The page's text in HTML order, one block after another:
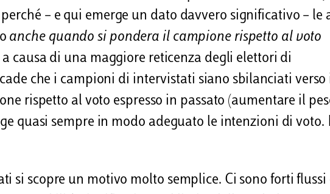
– e qui emerge un dato davvero significativo – le
anche quando si pondera il campione rispetto al voto
a causa di una maggiore reticenza degli elettori di
che i campioni di intervistati siano sbilanciati verso
rispetto al voto espresso in passato (aumentare il
quasi sempre in modo adeguato le intenzioni di voto.
si scopre un motivo molto semplice. Ci sono forti flussi